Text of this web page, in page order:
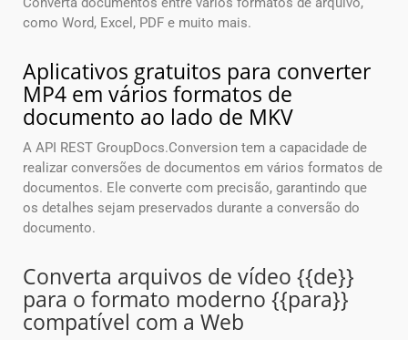
como Word, Excel, PDF e muito mais.
Aplicativos gratuitos para converter
MP4 em vários formatos de
documento ao lado de MKV
A API REST GroupDocs.Conversion tem a capacidade de
realizar conversões de documentos em vários formatos de
documentos. Ele converte com precisão, garantindo que
os detalhes sejam preservados durante a conversão do
documento.
Converta arquivos de vídeo {{de}}
para o formato moderno {{para}}
compatível com a Web